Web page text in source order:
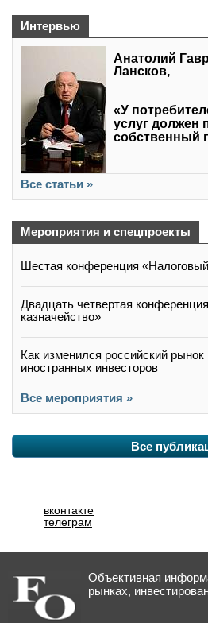
Интервью
Анатолий
Лансков,
«У
услуг должен
собственный
Все статьи »
Мероприятия и спецпроекты
Шестая конференция
Двадцать четвертая
казначейство»
Как изменился российский
иностранных инвесторов
Все мероприятия »
Все
вконтакте
телеграм
Объективная
рынках,